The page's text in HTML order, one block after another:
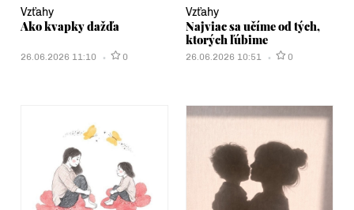
Vzťahy
Ako kvapky dažďa
26.06.2026 11:10 0
Vzťahy
Najviac sa učíme od tých,
ktorých ľúbime
26.06.2026 10:51 0